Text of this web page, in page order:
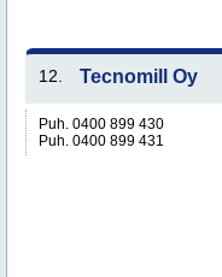
12. Tecnomill Oy
Puh. 0400 899 430
Puh. 0400 899 431